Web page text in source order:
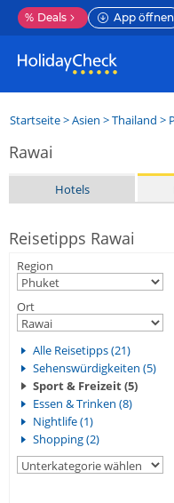
% Deals App öffnen
Startseite>Asien >Thailand >
Rawai
Hotels
Reisetipps Rawai
Region
Ort
Alle Reisetipps (21)
Sehenswürdigkeiten (5)
Sport & Freizeit (5)
Essen & Trinken (8)
Nightlife (1)
Shopping (2)